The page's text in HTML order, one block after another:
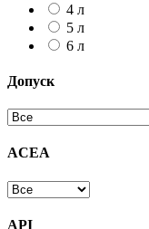
4 л
5 л
6 л
Допуск
ACEA
API